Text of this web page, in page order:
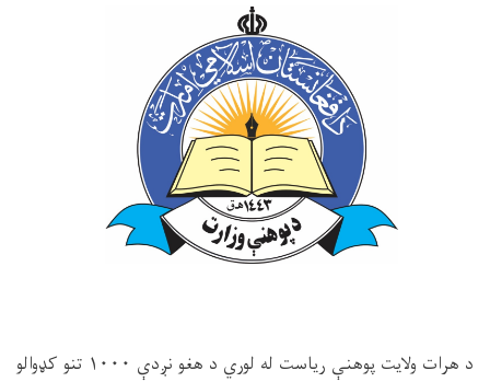
د هرات ولایت پوهنې ریاست له لوري د هغو نږدې ۱۰۰۰ تنو کډوالو